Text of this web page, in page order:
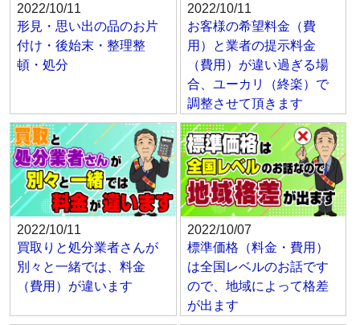
2022/10/11
形見・思い出の品のお片
付け・後始末・整理整
頓・処分
2022/10/11
お客様の希望料金（費
用）と業者の提示料金
（費用）が違い過ぎる場
合、ユーカリ（終楽）で
調整させて頂きます
2022/10/11
買取りと処分業者さんが
別々と一緒では、料金
（費用）が違います
2022/10/07
標準価格（料金・費用）
は全国レベルのお話です
ので、地域によって格差
が出ます